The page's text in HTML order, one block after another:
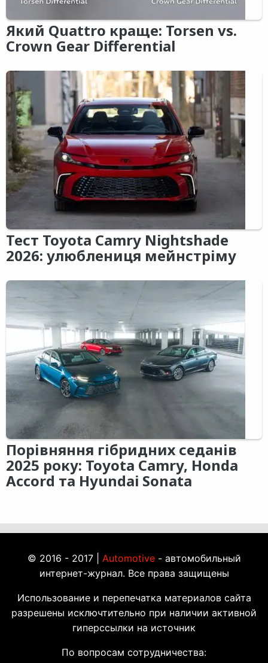
Який Quattro краще: Torsen vs.
Crown Gear Differential
Тест Toyota Camry Nightshade
2026: улюблениця мейнстріму
Порівняння гібридних седанів
2025 року: Toyota Camry, Honda
Accord та Hyundai Sonata
© 2016 - 2017 | Automotive- автомобильный
интернет-журнал. Все права защищены
Использование и перепечатка материалов сайта
разрешены исключтительно при наличии активной
гиперссылки на источник
По вопросам сотрудничества: